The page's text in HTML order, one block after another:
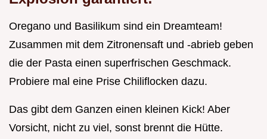
Oregano und Basilikum sind ein Dreamteam!
Zusammen mit dem Zitronensaft und -abrieb geben
die der Pasta einen superfrischen Geschmack.
Probiere mal eine Prise Chiliflocken dazu.
Das gibt dem Ganzen einen kleinen Kick! Aber
Vorsicht, nicht zu viel, sonst brennt die Hütte.